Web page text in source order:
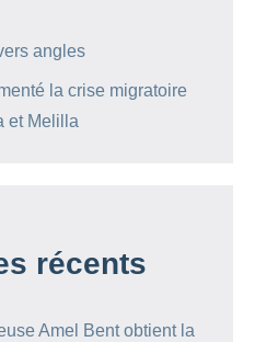
angles
la crise migratoire
et Melilla
récents
Amel Bent obtient la